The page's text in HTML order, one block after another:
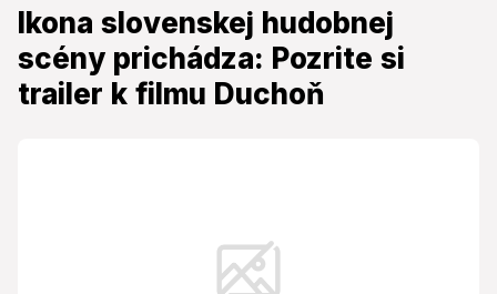
Ikona slovenskej hudobnej
scény prichádza: Pozrite si
trailer k filmu Duchoň
prichádza: Pozrite si trailer k filmu
Duchoň
premiérou predstavujú tvorcovia trailer k
očakávanému dobovému hudobnému filmu Duchoň,